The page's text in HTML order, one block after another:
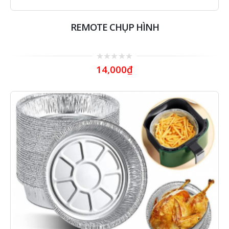
REMOTE CHỤP HÌNH
0
out
14,000₫